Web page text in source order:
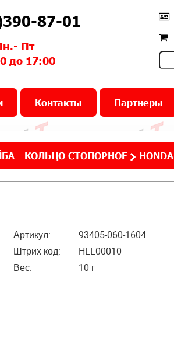
87-01
Пт
до 17:00
Контакты Партнеры
- КОЛЬЦО СТОПОРНОЕ HONDA
Артикул:
93405-060-1604
Штрих-код:
HLL00010
Вес:
10 г